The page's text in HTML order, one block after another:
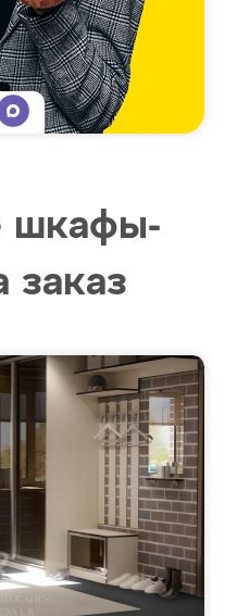
шкафы-
заказ